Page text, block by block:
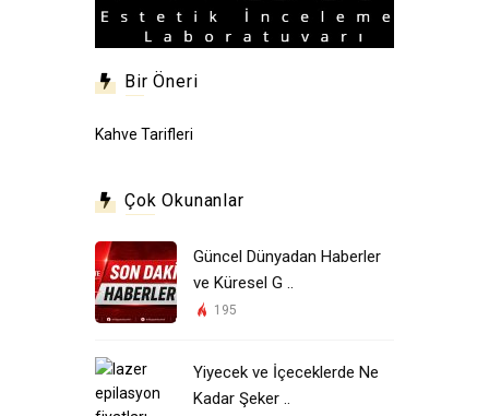
Bir Öneri
Kahve Tarifleri
Çok Okunanlar
Güncel Dünyadan Haberler
ve Küresel G ..
195
Yiyecek ve İçeceklerde Ne
Kadar Şeker ..